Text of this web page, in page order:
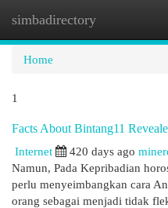
simbadirectory
Home
1
Facts About Bintang11
Internet
420 days ago
Namun, Pada Kepribadian
perlu menyeimbangkan cara
orang sebagai menjadi tidak